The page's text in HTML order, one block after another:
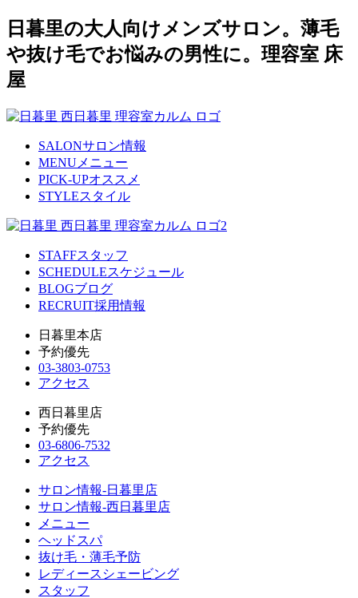
日暮里の大人向けメンズサロン。薄毛
や抜け毛でお悩みの男性に。理容室 床
屋
SALONサロン情報
MENU メニュー
PICK-UPオススメ
STYLEスタイル
STAFFスタッフ
SCHEDULEスケジュール
BLOGブログ
RECRUIT採用情報
日暮里本店
予約優先
03-3803-0753
アクセス
西日暮里店
予約優先
03-6806-7532
アクセス
サロン情報-日暮里店
サロン情報-西日暮里店
メニュー
ヘッドスパ
抜け毛・薄毛予防
レディースシェービング
スタッフ